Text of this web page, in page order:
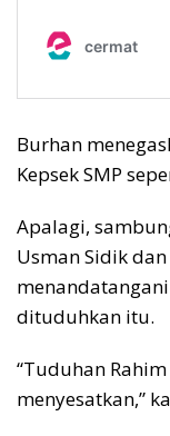
Burhan
Kepsek SMP
Apalagi,
Usman Sidik
dituduhkan itu.
“Tuduhan
menyesatkan,”